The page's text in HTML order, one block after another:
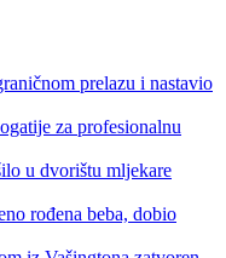
prelazu i nastavio
za profesionalnu
u dvorištu mljekare
rođena beba, dobio